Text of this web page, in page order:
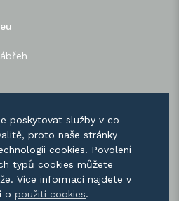
poskytovat služby v co
proto naše stránky
cookies. Povolení
typů cookies můžete
Více informací najdete v
o použití cookies.